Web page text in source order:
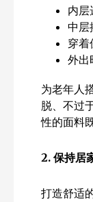
内层
中层
穿着
外出
为老年人
脱、不过
性的面料
2. 保持居
打造舒适